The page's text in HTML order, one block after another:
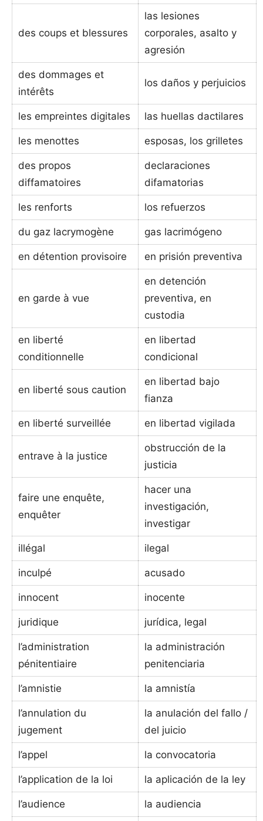
des coups et blessures
las lesiones
corporales, asalto y
agresión
des dommages et
intérêts
los daños y perjuicios
les empreintes digitales las huellas dactilares
les menottes esposas, los grilletes
des propos
diffamatoires
declaraciones
difamatorias
les renforts los refuerzos
du gaz lacrymogène gas lacrimógeno
en détention provisoire en prisión preventiva
en garde à vue
en detención
preventiva, en
custodia
en liberté
conditionnelle
en libertad
condicional
en liberté sous caution
en libertad bajo
fianza
en liberté surveillée en libertad vigilada
entrave à la justice
obstrucción de la
justicia
faire une enquête,
enquêter
hacer una
investigación,
investigar
illégal ilegal
inculpé acusado
innocent inocente
juridique jurídica, legal
l’administration
pénitentiaire
la administración
penitenciaria
l’amnistie la amnistía
l’annulation du
jugement
la anulación del fallo /
del juicio
l’appel la convocatoria
l’application de la loi la aplicación de la ley
l’audience la audiencia